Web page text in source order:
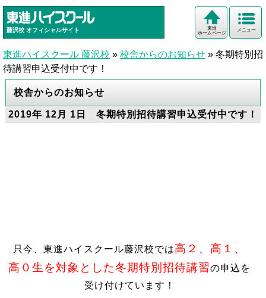
藤沢校 オフィシャルサイト メニュー
東進
ホームページ
東進ハイスクール 藤沢校 » 校舎からのお知らせ » 冬期特別招
待講習申込受付中です！
校舎からのお知らせ
2019年 12月 1日 冬期特別招待講習申込受付中です！
只今、東進ハイスクール藤沢校では高２、高１、
高０生を対象とした冬期特別招待講習の申込を
受け付けています！